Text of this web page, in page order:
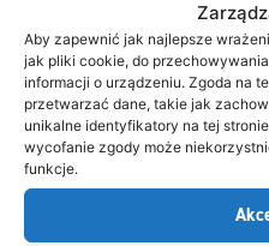
Aby zapewnić jak najlepsze
jak pliki cookie, do
informacji o urządzeniu. Zgoda na
przetwarzać dane, takie jak
unikalne identyfikatory na tej
wycofanie zgody może
funkcje.